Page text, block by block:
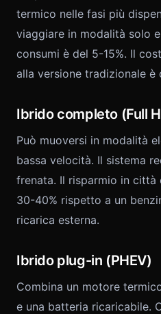
termico nelle fasi più
viaggiare in modalità solo
consumi è del 5-15%. Il
alla versione tradizionale è
Ibrido completo (Full
Può muoversi in modalità
bassa velocità. Il sistema
frenata. Il risparmio in
30-40% rispetto a un
ricarica esterna.
Ibrido plug-in (PHEV)
Combina un motore
e una batteria ricaricabile.